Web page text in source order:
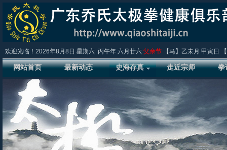
欢迎光临！ 2026年8月8日 星期六 丙午年 六月廿六 父亲节 【马】乙未月 甲寅日 【
网站首页 最新动态 史海存真 走近宗师 拳